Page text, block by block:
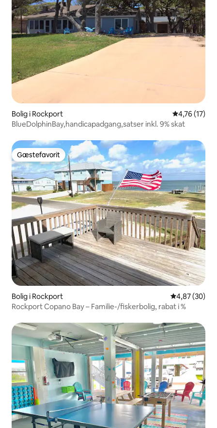
Bolig i Rockport 4,76 ud af 5
4,76 (17)
BlueDolphinBay,handicapadgang,satser inkl. 9% skat
Gæstefavorit
Gæstefavorit
Bolig i Rockport 4,87 ud af 5 i
4,87 (30)
Rockport Copano Bay – Familie-/fiskerbolig, rabat i %